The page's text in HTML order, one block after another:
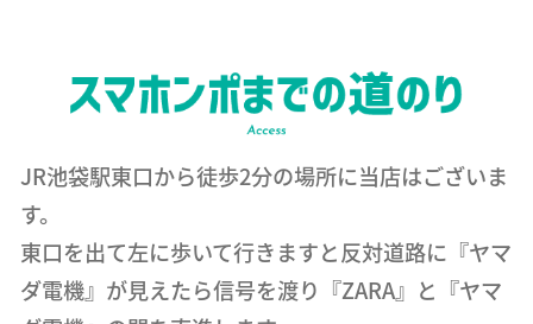
JR池袋駅東口から徒歩2分の場所に当店はございま
す。
東口を出て左に歩いて行きますと反対道路に『ヤマ
ダ電機』が見えたら信号を渡り『ZARA』と『ヤマ